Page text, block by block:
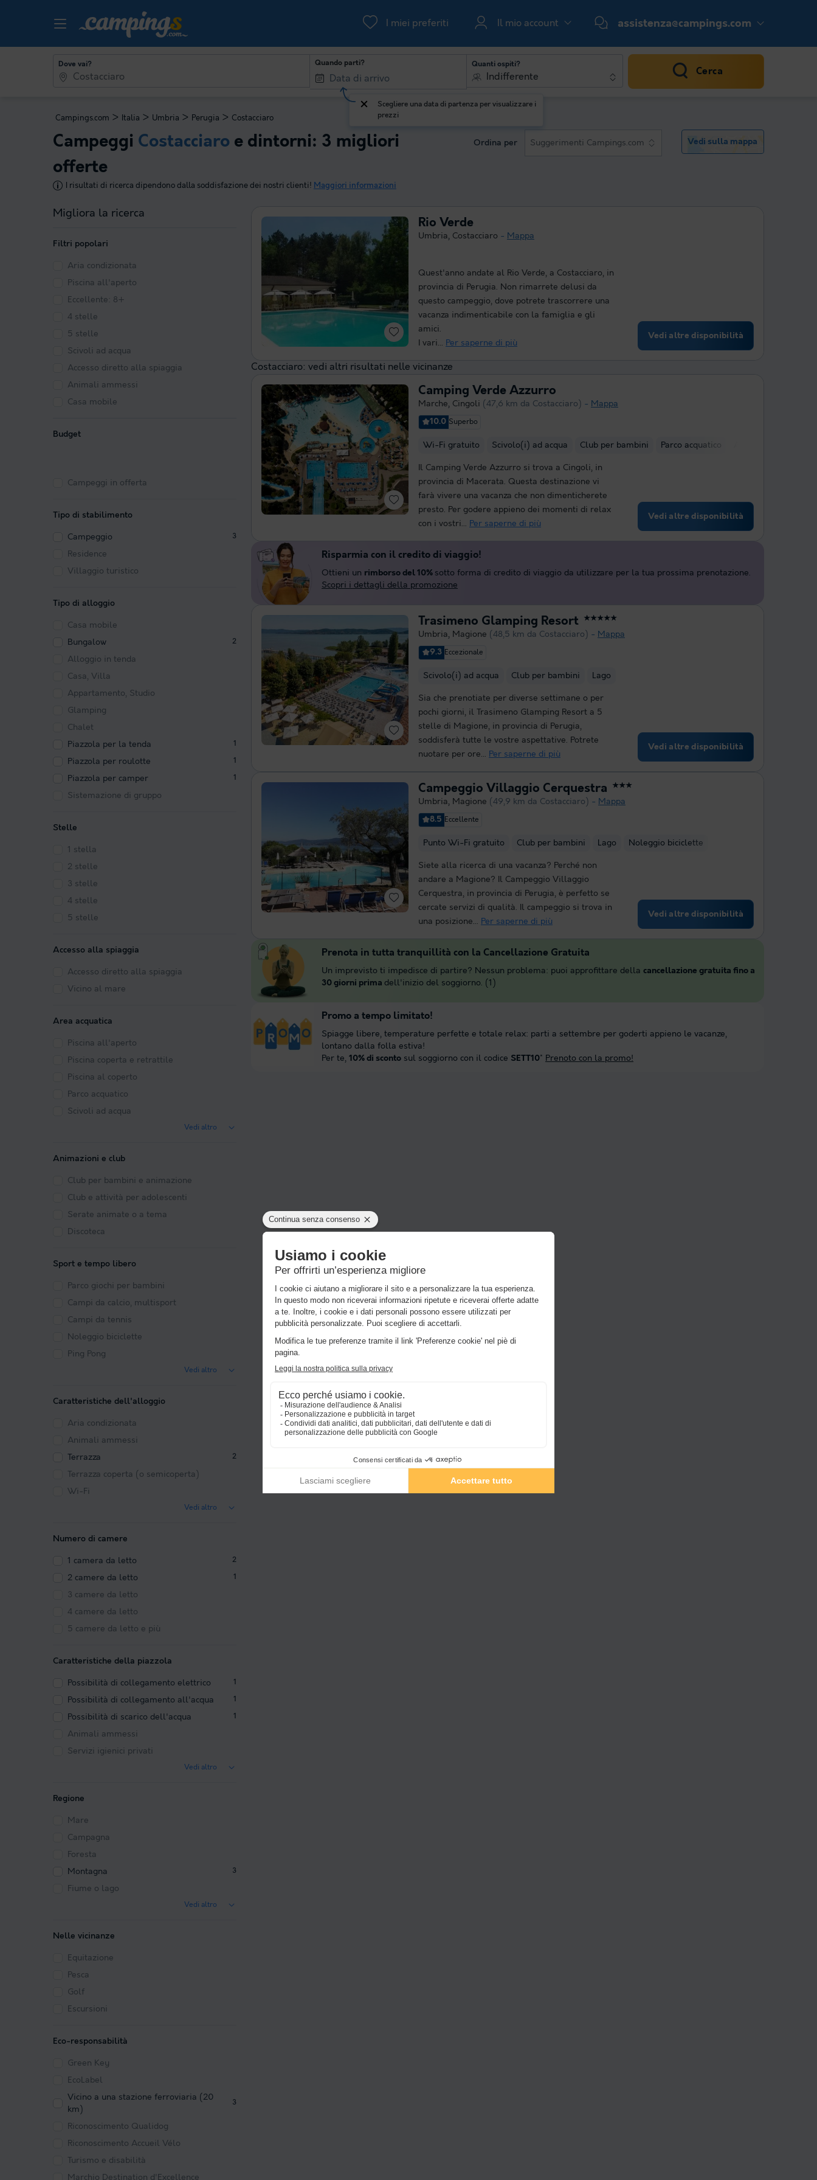
I miei preferiti Il mio account assistenza@campings.com
Dove vai? Quando parti?
Scegliere una data di partenza per visualizzare i
prezzi
Quanti ospiti?
Indifferente Cerca
Campings.com > Italia > Umbria > Perugia > Costacciaro
Campeggi Costacciaro e dintorni: 3 migliori
offerte
I risultati di ricerca dipendono dalla soddisfazione dei nostri clienti! Maggiori informazioni
Ordina per Suggerimenti Campings.com Vedi sulla mappa
Migliora la ricerca
Filtri popolari
Aria condizionata
Piscina all'aperto
Eccellente: 8+
4 stelle
5 stelle
Scivoli ad acqua
Accesso diretto alla spiaggia
Animali ammessi
Casa mobile
Budget
Campeggi in offerta
Tipo di stabilimento
Campeggio 3
Residence
Villaggio turistico
Tipo di alloggio
Casa mobile
Bungalow
2
Alloggio in tenda
Casa, Villa
Appartamento, Studio
Glamping
Chalet
Piazzola per la tenda
1
Piazzola per roulotte 1
Piazzola per camper 1
Sistemazione di gruppo
Stelle
1 stella
2 stelle
3 stelle
4 stelle
5 stelle
Accesso alla spiaggia
Accesso diretto alla spiaggia
Vicino al mare
Area acquatica
Piscina all'aperto
Piscina coperta e retrattile
Piscina al coperto
Parco acquatico
Scivoli ad acqua
Vedi altro
Animazioni e club
Club per bambini e animazione
Club e attività per adolescenti
Serate animate o a tema
Discoteca
Sport e tempo libero
Parco giochi per bambini
Campi da calcio, multisport
Campi da tennis
Noleggio biciclette
Ping Pong
Vedi altro
Caratteristiche dell'alloggio
Aria condizionata
Animali ammessi
Terrazza
2
Terrazza coperta (o semicoperta)
Wi-Fi
Vedi altro
Numero di camere
1 camera da letto 2
2 camere da letto 1
3 camere da letto
4 camere da letto
5 camere da letto e più
Caratteristiche della piazzola
Possibilità di collegamento elettrico 1
Possibilità di collegamento all'acqua 1
Possibilità di scarico dell'acqua 1
Animali ammessi
Servizi igienici privati
Vedi altro
Regione
Mare
Campagna
Foresta
Montagna
3
Fiume o lago
Vedi altro
Nelle vicinanze
Equitazione
Pesca
Golf
Escursioni
Eco-responsabilità
Green Key
EcoLabel
Vicino a una stazione ferroviaria (20
km)
3
Riconoscimento Qualidog
Riconoscimento Accueil Vélo
Turismo e disabilità
Marchio Destination d'Excellence
Rio Verde
Umbria, Costacciaro Mappa
Quest'anno andate al Rio Verde, a Costacciaro, in
provincia di Perugia. Non rimarrete delusi da
questo campeggio, dove potrete trascorrere una
vacanza indimenticabile con la famiglia e gli
amici.
I vari... Per saperne di più
Vedi altre disponibilità
Costacciaro: vedi altri risultati nelle vicinanze
Camping Verde Azzurro
Marche, Cingoli (47,6 km da Costacciaro)
Mappa
10.0 Superbo
Wi-Fi gratuito Scivolo(i) ad acqua Club per bambini Parco acquatico
Il Camping Verde Azzurro si trova a Cingoli, in
provincia di Macerata. Questa destinazione vi
farà vivere una vacanza che non dimenticherete
presto. Per godere appieno dei momenti di relax
con i vostri... Per saperne di più
Vedi altre disponibilità
Trasimeno Glamping Resort ★★★★★
Umbria, Magione (48,5 km da Costacciaro)
Mappa
9.3 Eccezionale
Scivolo(i) ad acqua Club per bambini Lago
Sia che prenotiate per diverse settimane o per
pochi giorni, il Trasimeno Glamping Resort a 5
stelle di Magione, in provincia di Perugia,
soddisferà tutte le vostre aspettative. Potrete
nuotare per ore... Per saperne di più
Vedi altre disponibilità
Campeggio Villaggio Cerquestra ★★★
Umbria, Magione (49,9 km da Costacciaro)
Mappa
8.5 Eccellente
Punto Wi-Fi gratuito Club per bambini Lago Noleggio biciclette
Siete alla ricerca di una vacanza? Perché non
andare a Magione? Il Campeggio Villaggio
Cerquestra, in provincia di Perugia, è perfetto se
cercate servizi di qualità. Il campeggio si trova in
una posizione... Per saperne di più
Vedi altre disponibilità
Risparmia con il credito di viaggio!
Ottieni un rimborso del 10% sotto forma di credito di viaggio da utilizzare per la tua prossima prenotazione.
Scopri i dettagli della promozione
Prenota in tutta tranquillità con la Cancellazione Gratuita
Un imprevisto ti impedisce di partire? Nessun problema: puoi approfittare della cancellazione gratuita fino a
30 giorni prima dell'inizio del soggiorno. (1)
Promo a tempo limitato!
Spiagge libere, temperature perfette e totale relax: parti a settembre per goderti appieno le vacanze,
lontano dalla folla estiva!
Per te, 10% di sconto sul soggiorno con il codice SETT10* Prenoto con la promo!